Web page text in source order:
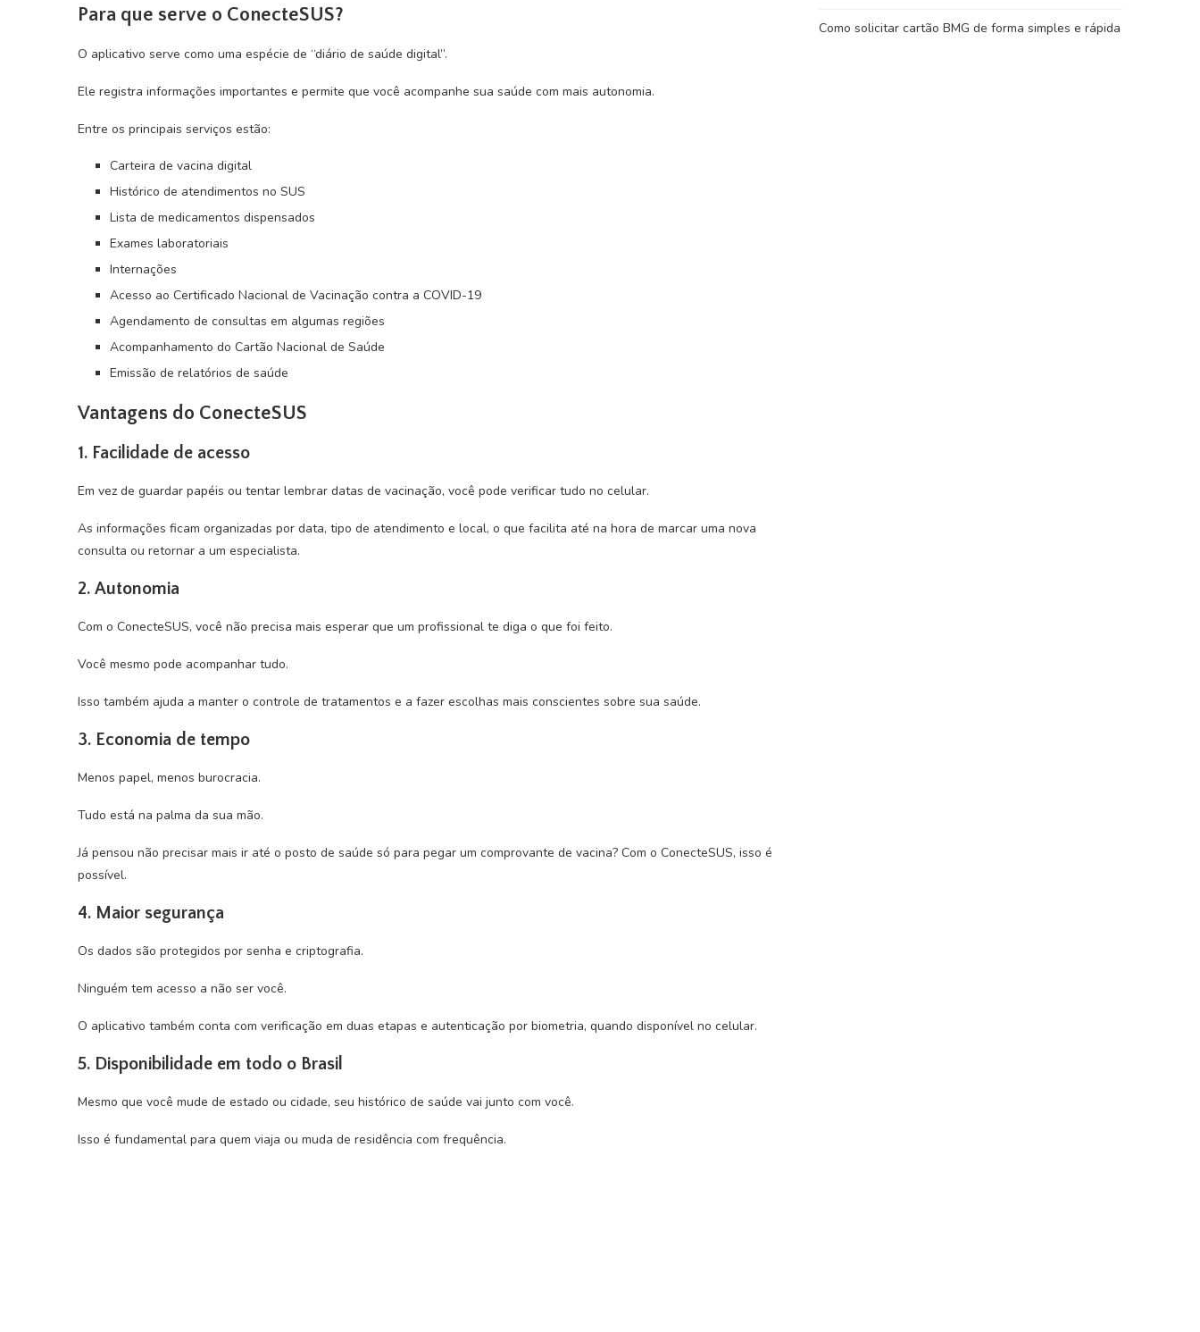
Para que serve o ConecteSUS?
O aplicativo serve como uma espécie de “diário de saúde digital”.
Ele registra informações importantes e permite que você acompanhe sua saúde com mais autonomia.
Entre os principais serviços estão:
Carteira de vacina digital
Histórico de atendimentos no SUS
Lista de medicamentos dispensados
Exames laboratoriais
Internações
Acesso ao Certificado Nacional de Vacinação contra a COVID-19
Agendamento de consultas em algumas regiões
Acompanhamento do Cartão Nacional de Saúde
Emissão de relatórios de saúde
Vantagens do ConecteSUS
1. Facilidade de acesso
Em vez de guardar papéis ou tentar lembrar datas de vacinação, você pode verificar tudo no celular.
As informações ficam organizadas por data, tipo de atendimento e local, o que facilita até na hora de marcar uma nova
consulta ou retornar a um especialista.
2. Autonomia
Com o ConecteSUS, você não precisa mais esperar que um profissional te diga o que foi feito.
Você mesmo pode acompanhar tudo.
Isso também ajuda a manter o controle de tratamentos e a fazer escolhas mais conscientes sobre sua saúde.
3. Economia de tempo
Menos papel, menos burocracia.
Tudo está na palma da sua mão.
Já pensou não precisar mais ir até o posto de saúde só para pegar um comprovante de vacina? Com o ConecteSUS, isso é
possível.
4. Maior segurança
Os dados são protegidos por senha e criptografia.
Ninguém tem acesso a não ser você.
O aplicativo também conta com verificação em duas etapas e autenticação por biometria, quando disponível no celular.
5. Disponibilidade em todo o Brasil
Mesmo que você mude de estado ou cidade, seu histórico de saúde vai junto com você.
Isso é fundamental para quem viaja ou muda de residência com frequência.
Como solicitar cartão BMG de forma simples e rápida